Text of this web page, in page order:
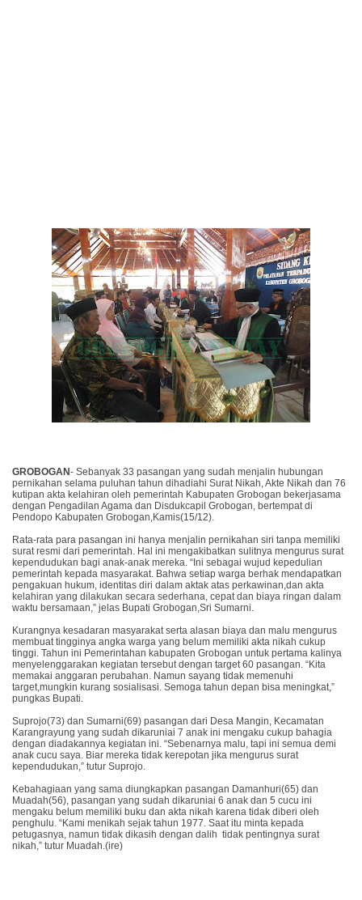
GROBOGAN- Sebanyak 33 pasangan yang sudah menjalin hubungan
pernikahan selama puluhan tahun dihadiahi Surat Nikah, Akte Nikah dan 76
kutipan akta kelahiran oleh pemerintah Kabupaten Grobogan bekerjasama
dengan Pengadilan Agama dan Disdukcapil Grobogan, bertempat di
Pendopo Kabupaten Grobogan,Kamis(15/12).
Rata-rata para pasangan ini hanya menjalin pernikahan siri tanpa memiliki
surat resmi dari pemerintah. Hal ini mengakibatkan sulitnya mengurus surat
kependudukan bagi anak-anak mereka. “Ini sebagai wujud kepedulian
pemerintah kepada masyarakat. Bahwa setiap warga berhak mendapatkan
pengakuan hukum, identitas diri dalam aktak atas perkawinan,dan akta
kelahiran yang dilakukan secara sederhana, cepat dan biaya ringan dalam
waktu bersamaan,” jelas Bupati Grobogan,Sri Sumarni.
Kurangnya kesadaran masyarakat serta alasan biaya dan malu mengurus
membuat tingginya angka warga yang belum memiliki akta nikah cukup
tinggi. Tahun ini Pemerintahan kabupaten Grobogan untuk pertama kalinya
menyelenggarakan kegiatan tersebut dengan target 60 pasangan. “Kita
memakai anggaran perubahan. Namun sayang tidak memenuhi
target,mungkin kurang sosialisasi. Semoga tahun depan bisa meningkat,”
pungkas Bupati.
Suprojo(73) dan Sumarni(69) pasangan dari Desa Mangin, Kecamatan
Karangrayung yang sudah dikaruniai 7 anak ini mengaku cukup bahagia
dengan diadakannya kegiatan ini. “Sebenarnya malu, tapi ini semua demi
anak cucu saya. Biar mereka tidak kerepotan jika mengurus surat
kependudukan,” tutur Suprojo.
Kebahagiaan yang sama diungkapkan pasangan Damanhuri(65) dan
Muadah(56), pasangan yang sudah dikaruniai 6 anak dan 5 cucu ini
mengaku belum memiliki buku dan akta nikah karena tidak diberi oleh
penghulu. “Kami menikah sejak tahun 1977. Saat itu minta kepada
petugasnya, namun tidak dikasih dengan dalih tidak pentingnya surat
nikah,” tutur Muadah.(ire)